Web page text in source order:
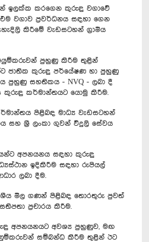
ඉලක්ක කරගෙන කුරුඳු වගාවේ
වගාව ප්‍රවර්ධනය සඳහා ගෙන
කිරීමේ වැඩසටහන් ග්‍රාමීය
පුහුණු කිරීම තුළින්
ජාතික කුරුඳු පර්යේෂණ හා පුහුණු
පුහුණු සහතිකය - NVQ - ලබා දී
කර්මාන්තයට යොමු කිරීම.
පිළිබඳ මාධ්‍ය වැඩසටහන්
සහ ශ්‍රී ලංකා ගුවන් විදුලි සේවය
අපනයනය සඳහා කුරුඳු
ඉදිකිරීම සඳහා රුපියල්
ලබා දීම.
මිල ගණන් පිළිබඳ තොරතුරු පුවත්
ප්‍රචාරය කිරීම.
අපනයනයට අවශ්‍ය පුහුණුව, මඟ
සම්බන්ධ කිරීම තුළින් ඊට